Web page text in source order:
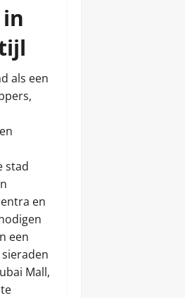
als een
stad
en
een
Mall,